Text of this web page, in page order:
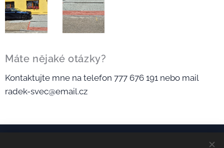
Máte nějaké otázky?
Kontaktujte mne na telefon 777 676 191 nebo mail
radek-svec@email.cz